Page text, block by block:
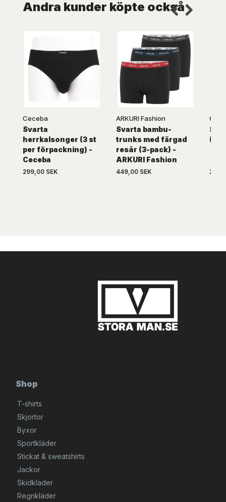
Andra kunder köpte också
Ceceba
Svarta
herrkalsonger (3 st
per förpackning) -
Ceceba
299,00 SEK
ARKURI Fashion
Svarta bambu-
trunks med färgad
resår (3-pack) -
ARKURI Fashion
449,00 SEK
(2-
Shop
T-shirts
Skjortor
Byxor
Sportkläder
Stickat & sweatshirts
Jackor
Skidkläder
Regnkläder